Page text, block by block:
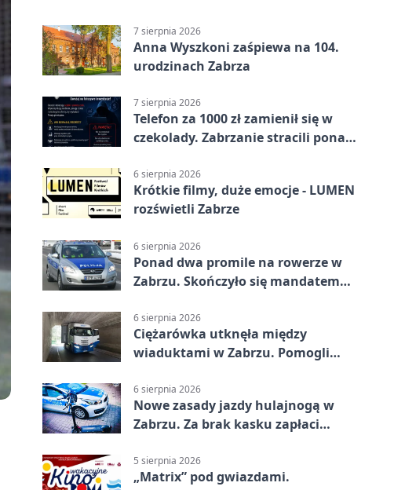
7 sierpnia 2026
Anna Wyszkoni zaśpiewa na 104.
urodzinach Zabrza
7 sierpnia 2026
Telefon za 1000 zł zamienił się w
czekolady. Zabrzanie stracili ponad
6 sierpnia 2026
Krótkie filmy, duże emocje - LUMEN
rozświetli Zabrze
6 sierpnia 2026
Ponad dwa promile na rowerze w
Zabrzu. Skończyło się mandatem
6 sierpnia 2026
Ciężarówka utknęła między
wiaduktami w Zabrzu. Pomogli
6 sierpnia 2026
Nowe zasady jazdy hulajnogą w
Zabrzu. Za brak kasku zapłaci
5 sierpnia 2026
„Matrix” pod gwiazdami.